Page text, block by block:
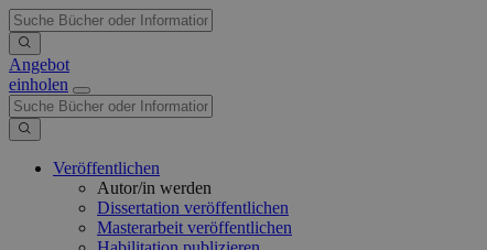
Angebot
einholen
Veröffentlichen
Autor/in werden
Dissertation veröffentlichen
Masterarbeit veröffentlichen